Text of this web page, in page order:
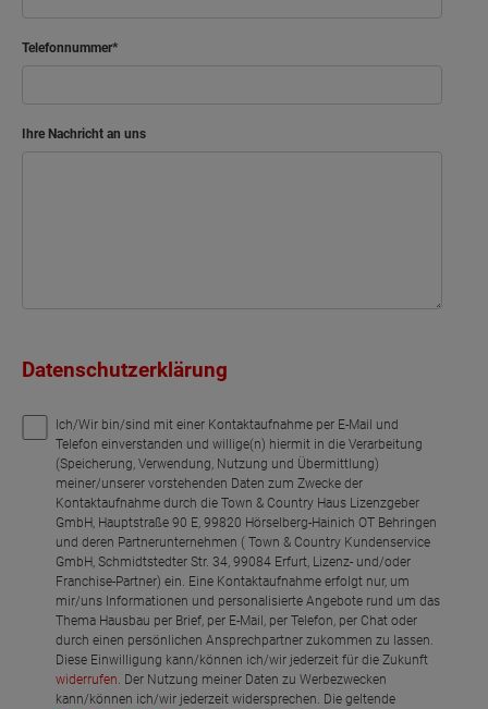
Telefonnummer
Ihre Nachricht an uns
Datenschutzerklärung
Ich/Wir bin/sind mit einer Kontaktaufnahme per E-Mail und
Telefon einverstanden und willige(n) hiermit in die Verarbeitung
(Speicherung, Verwendung, Nutzung und Übermittlung)
meiner/unserer vorstehenden Daten zum Zwecke der
Kontaktaufnahme durch die Town & Country Haus Lizenzgeber
GmbH, Hauptstraße 90 E, 99820 Hörselberg-Hainich OT Behringen
und deren Partnerunternehmen ( Town & Country Kundenservice
GmbH, Schmidtstedter Str. 34, 99084 Erfurt, Lizenz- und/oder
Franchise-Partner) ein. Eine Kontaktaufnahme erfolgt nur, um
mir/uns Informationen und personalisierte Angebote rund um das
Thema Hausbau per Brief, per E-Mail, per Telefon, per Chat oder
durch einen persönlichen Ansprechpartner zukommen zu lassen.
Diese Einwilligung kann/können ich/wir jederzeit für die Zukunft
widerrufen. Der Nutzung meiner Daten zu Werbezwecken
kann/können ich/wir jederzeit widersprechen. Die geltende